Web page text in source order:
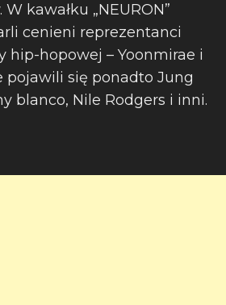
kawałku „NEURON”
cenieni reprezentanci
hip-hopowej – Yoonmirae i
pojawili się ponadto Jung
blanco, Nile Rodgers i inni.